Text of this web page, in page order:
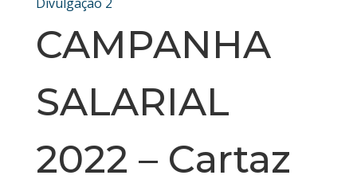
CAMPANHA
SALARIAL
2022 – Cartaz